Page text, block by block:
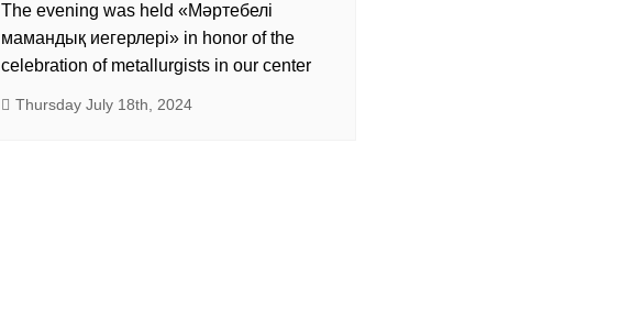
The evening was held «Мәртебелі
мамандық иегерлері» in honor of the
celebration of metallurgists in our center
Thursday July 18th, 2024